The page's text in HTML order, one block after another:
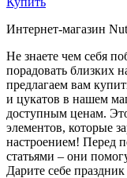
Интернет-магазин
Не знаете чем себя
порадовать близких
предлагаем вам
и цукатов в нашем
доступным ценам.
элементов, которые
настроением! Перед
статьями – они
Дарите себе